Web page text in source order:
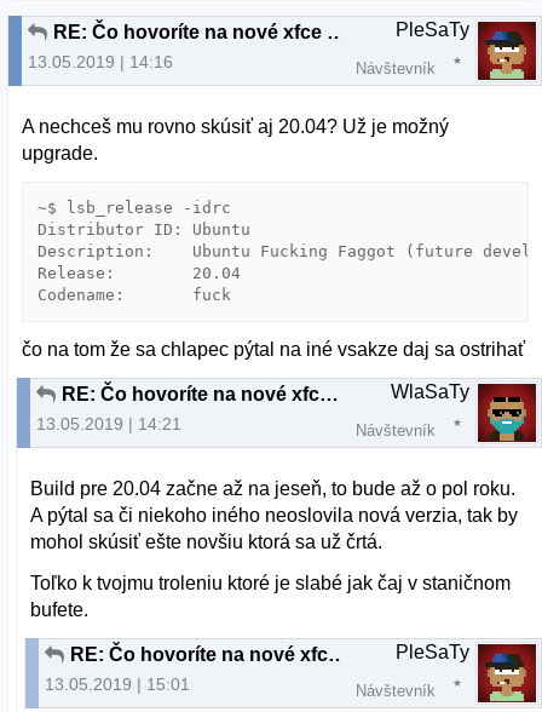
RE: Čo hovoríte na nové xfce v xubuntu19.04
13.05.2019 | 14:16
PleSaTy
Návštevník
A nechceš mu rovno skúsiť aj 20.04? Už je možný
upgrade.
~$ lsb_release -idrc
Distributor ID: Ubuntu
Description:    Ubuntu Fucking Faggot (future
Release:        20.04
Codename:       fuck
čo na tom že sa chlapec pýtal na iné vsakze daj sa ostrihať
RE: Čo hovoríte na nové xfce v xubuntu19.04
13.05.2019 | 14:21
WlaSaTy
Návštevník
Build pre 20.04 začne až na jeseň, to bude až o pol roku.
A pýtal sa či niekoho iného neoslovila nová verzia, tak by
mohol skúsiť ešte novšiu ktorá sa už črtá.
Toľko k tvojmu troleniu ktoré je slabé jak čaj v staničnom
bufete.
RE: Čo hovoríte na nové xfce v xubuntu19.04
13.05.2019 | 15:01
PleSaTy
Návštevník